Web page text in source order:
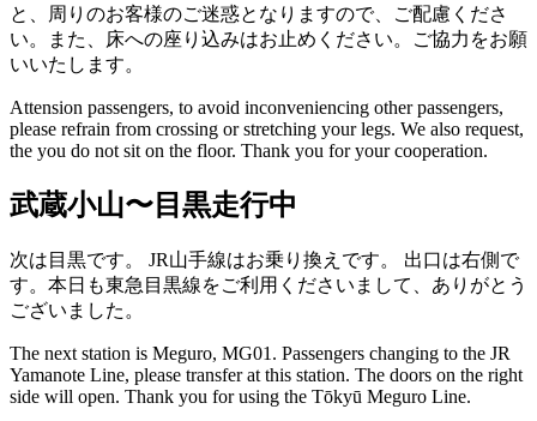
と、周りのお客様のご迷惑となりますので、ご配慮くださ
い。また、床への座り込みはお止めください。ご協力をお願
いいたします。
Attension passengers, to avoid inconveniencing other passengers,
please refrain from crossing or stretching your legs. We also request,
the you do not sit on the floor. Thank you for your cooperation.
武蔵小山〜目黒走行中
次は目黒です。 JR山手線はお乗り換えです。
出口は右側で
す。本日も東急目黒線をご利用くださいまして、ありがとう
ございました。
The next station is Meguro, MG01. Passengers changing to the JR
Yamanote Line, please transfer at this station. The doors on the right
side will open. Thank you for using the Tōkyū Meguro Line.